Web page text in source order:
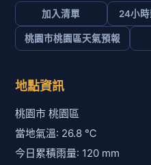
加入清單 24小
桃園市桃園區天氣預報
地點資訊
桃園市 桃園區
當地氣溫: 26.8 ℃
今日累積雨量: 120 mm